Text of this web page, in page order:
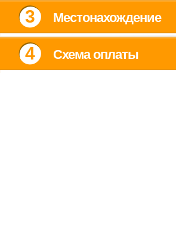
4 Схема оплаты
Главная Галерея Хургада Kонтакты